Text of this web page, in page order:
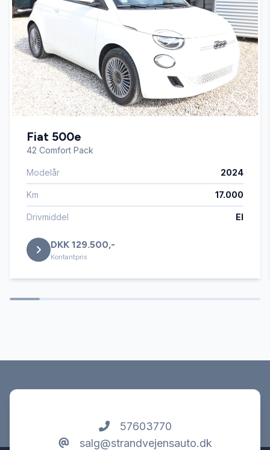
Splitbagsæder
Stofsæder
Sædevarme
Tågelygter
USB tilslutning
Fiat 500e
42 Comfort Pack
Modelår 2024
Km 17.000
Drivmiddel El
DKK 129.500,-
Kontantpris
57603770
salg@strandvejensauto.dk